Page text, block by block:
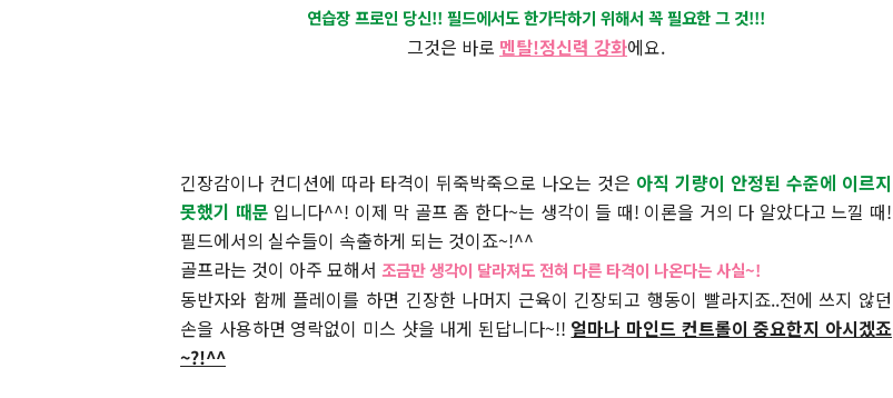
연습장 프로인 당신!! 필드에서도 한가닥하기 위해서 꼭 필요한 그 것!!!
그것은 바로 멘탈!정신력 강화에요.
긴장감이나 컨디션에 따라 타격이 뒤죽박죽으로 나오는 것은 아직 기량이 안정된 수준에 이르지
못했기 때문 입니다^^! 이제 막 골프 좀 한다~는 생각이 들 때! 이론을 거의 다 알았다고 느낄 때!
필드에서의 실수들이 속출하게 되는 것이죠~!^^
골프라는 것이 아주 묘해서 조금만 생각이 달라져도 전혀 다른 타격이 나온다는 사실~!
동반자와 함께 플레이를 하면 긴장한 나머지 근육이 긴장되고 행동이 빨라지죠..전에 쓰지 않던
손을 사용하면 영락없이 미스 샷을 내게 된답니다~!! 얼마나 마인드 컨트롤이 중요한지 아시겠죠
~?!^^